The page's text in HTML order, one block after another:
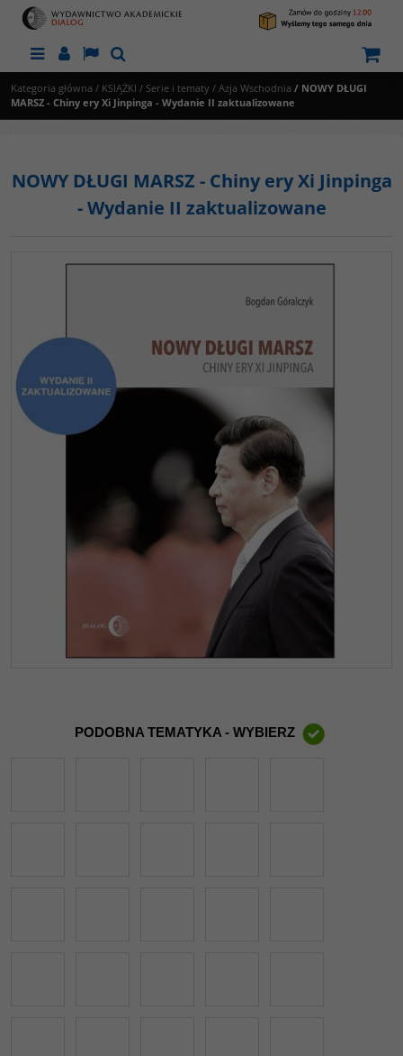
MenuPanelLangSzukaj
Kategoria główna / KSIĄŻKI / Serie i tematy / Azja Wschodnia / NOWY DŁUGI
MARSZ - Chiny ery Xi Jinpinga - Wydanie II zaktualizowane
NOWY DŁUGI MARSZ - Chiny ery Xi Jinpinga
- Wydanie II zaktualizowane
PODOBNA TEMATYKA - WYBIERZ